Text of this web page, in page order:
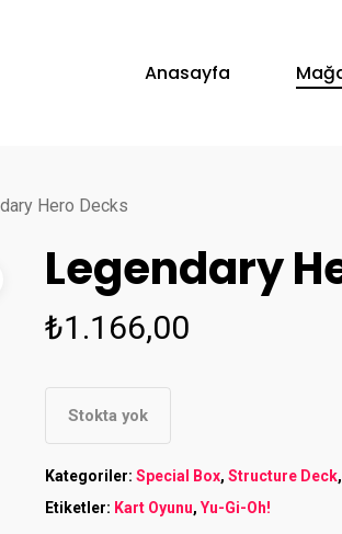
Anasayfa
Hero Decks
Legendary
₺1.166,00
Stokta yok
Kategoriler:Special Box,Structure Deck
Etiketler: Kart Oyunu,Yu-Gi-Oh!